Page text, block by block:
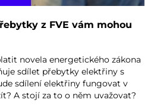
z FVE vám mohou
novela energetického zákona
sdílet přebytky elektřiny s
sdílení elektřiny fungovat v
A stojí za to o něm uvažovat?